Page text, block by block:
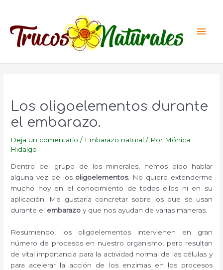
contenido
Los oligoelementos durante
el embarazo.
Deja un comentario / Embarazo natural / Por Mónica
Hidalgo
Dentro del grupo de los minerales, hemos oído hablar
alguna vez de los oligoelementos. No quiero extenderme
mucho hoy en el conocimiento de todos ellos ni en su
aplicación. Me gustaría concretar sobre los que se usan
durante el embarazo y que nos ayudan de varias maneras.
Resumiendo, los oligoelementos intervienen en gran
número de procesos en nuestro organismo, pero resultan
de vital importancia para la actividad normal de las células y
para acelerar la acción de los enzimas en los procesos